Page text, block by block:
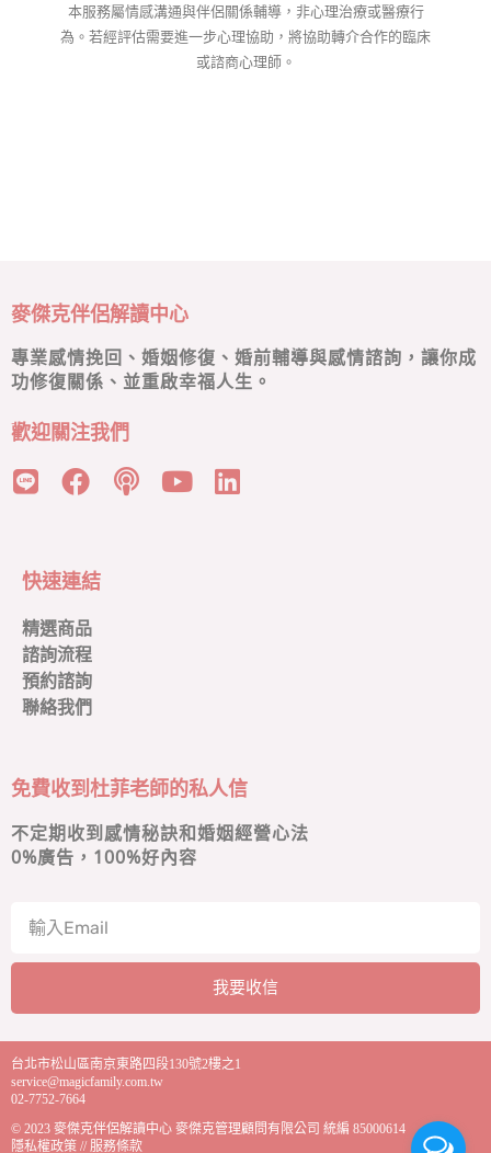
本服務屬情感溝通與伴侶關係輔導，非心理治療或醫療行
為。若經評估需要進一步心理協助，將協助轉介合作的臨床
或諮商心理師。
麥傑克伴侶解讀中心
專業感情挽回、婚姻修復、婚前輔導與感情諮詢，讓你成
功修復關係、並重啟幸福人生。
歡迎關注我們
快速連結
精選商品
諮詢流程
預約諮詢
聯絡我們
免費收到杜菲老師的私人信
不定期收到感情秘訣和婚姻經營心法
0%廣告，100%好內容
我要收信
l
t
e
n
© 2023 麥傑克伴侶解讀中心 麥傑克管理顧問有限公司 統編 85000614
隱私權政策 // 服務條款
台北市松山區南京東路四段130號2樓之1
service@magicfamily.com.tw
02-7752-7664